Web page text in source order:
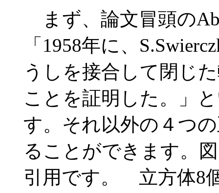
まず、論文冒頭の
「1958年に、
うしを接合して閉じ
ことを証明した。」
す。それ以外の４つ
ることができます。
引用です。 立方体8